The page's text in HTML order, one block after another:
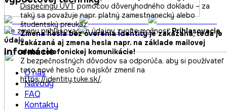
Pre zmenu prihlasovacích údajov zvoľte možnosťPrihlasovacie
údaje.
Dispečingu ÚVT pomocou dôveryhodného dokladu – za
taký sa považuje napr. platný zamestnanecký alebo
študentský preukaz.
Zmena hesla bez overenia identity je zakázaná, teda je
zakázaná aj zmena hesla napr. na základe mailovej
alebo telefonickej komunikácie!
Z bezpečnostných dôvodov sa odporúča, aby si používateľ
toto nové heslo čo najskôr zmenil na
https://identity.tuke.sk/.
Informácie
O nás
Návody
FAQ
Kontakty